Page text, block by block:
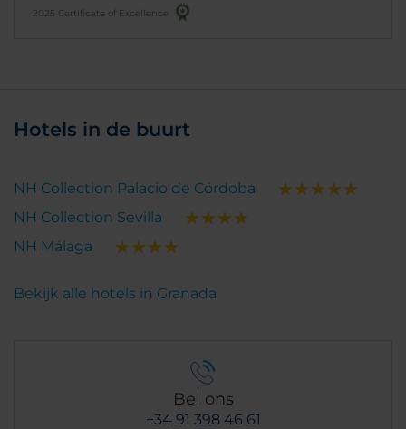
2025 Certificate of Excellence
Hotels in de buurt
NH Collection Palacio de Córdoba
NH Collection Sevilla
NH Málaga
Bekijk alle hotels in Granada
Bel ons
+34 91 398 46 61